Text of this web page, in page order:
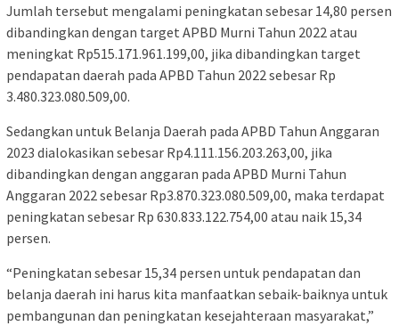
Jumlah tersebut mengalami peningkatan sebesar 14,80 persen
dibandingkan dengan target APBD Murni Tahun 2022 atau
meningkat Rp515.171.961.199,00, jika dibandingkan target
pendapatan daerah pada APBD Tahun 2022 sebesar Rp
3.480.323.080.509,00.
Sedangkan untuk Belanja Daerah pada APBD Tahun Anggaran
2023 dialokasikan sebesar Rp4.111.156.203.263,00, jika
dibandingkan dengan anggaran pada APBD Murni Tahun
Anggaran 2022 sebesar Rp3.870.323.080.509,00, maka terdapat
peningkatan sebesar Rp 630.833.122.754,00 atau naik 15,34
persen.
“Peningkatan sebesar 15,34 persen untuk pendapatan dan
belanja daerah ini harus kita manfaatkan sebaik-baiknya untuk
pembangunan dan peningkatan kesejahteraan masyarakat,”